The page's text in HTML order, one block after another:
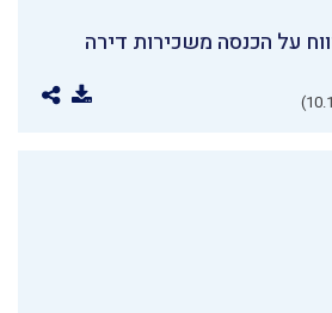
על הכנסה משכירות דירה